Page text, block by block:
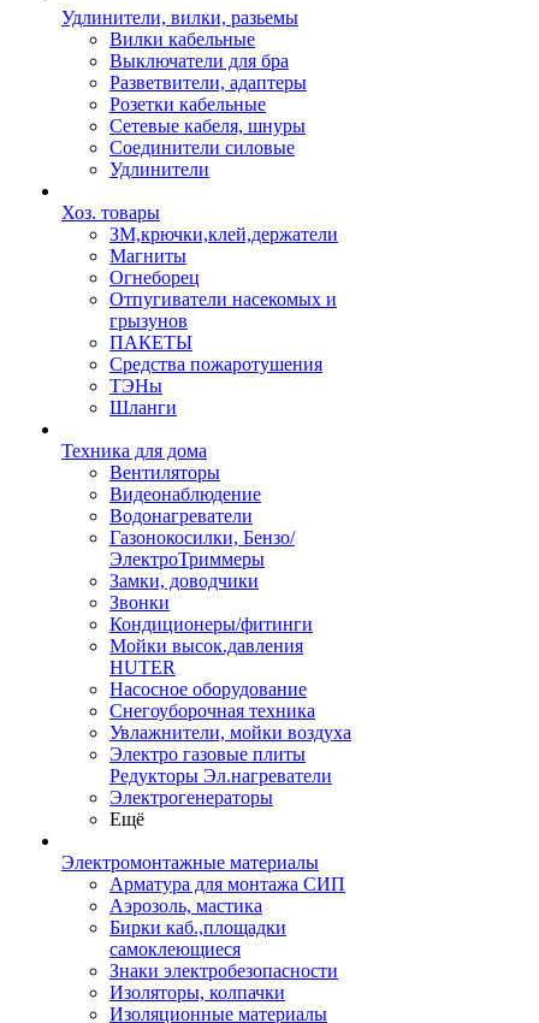
Удлинители, вилки, разьемы
Вилки кабельные
Выключатели для бра
Разветвители, адаптеры
Розетки кабельные
Сетевые кабеля, шнуры
Соединители силовые
Удлинители
Хоз. товары
ЗМ,крючки,клей,держатели
Магниты
Огнеборец
Отпугиватели насекомых и
грызунов
ПАКЕТЫ
Средства пожаротушения
ТЭНы
Шланги
Техника для дома
Вентиляторы
Видеонаблюдение
Водонагреватели
Газонокосилки, Бензо/
ЭлектроТриммеры
Замки, доводчики
Звонки
Кондиционеры/фитинги
Мойки высок.давления
HUTER
Насосное оборудование
Снегоуборочная техника
Увлажнители, мойки воздуха
Электро газовые плиты
Редукторы Эл.нагреватели
Электрогенераторы
Ещё
Электромонтажные материалы
Арматура для монтажа СИП
Аэрозоль, мастика
Бирки каб.,площадки
самоклеющиеся
Знаки электробезопасности
Изоляторы, колпачки
Изоляционные материалы